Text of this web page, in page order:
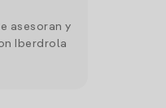
asesoran y
Iberdrola